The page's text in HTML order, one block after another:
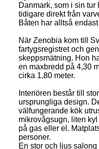
Danmark, som i sin
tidigare direkt från
Båten har alltså
När Zenobia kom till
fartygsregistret och
skeppsmätning. Hon
en maxbredd på 4,30
cirka 1,80 meter.
Interiören består till
ursprungliga design.
välfungerande kök
mikrovågsugn, liten
på gas eller el.
personer.
En stor och ljus salong